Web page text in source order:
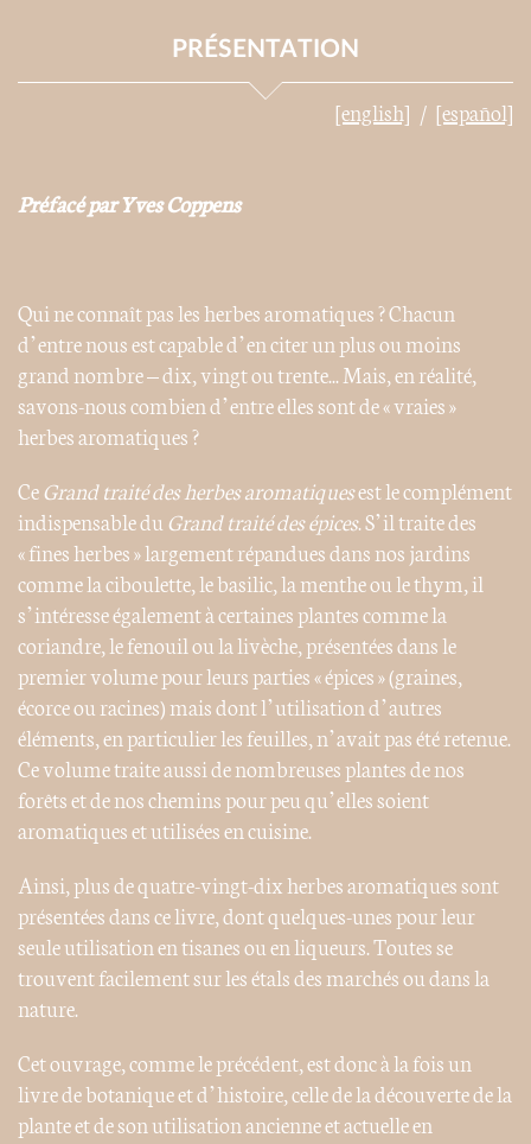
PRÉSENTATION
[english] [español]
Préfacé par Yves Coppens
Qui ne connaît pas les herbes aromatiques ? Chacun
d’entre nous est capable d’en citer un plus ou moins
grand nombre – dix, vingt ou trente... Mais, en réalité,
savons-nous combien d’entre elles sont de « vraies »
herbes aromatiques ?
CeGrand traité des herbes aromatiquesest le complément
indispensable du Grand traité des épices. S’il traite des
« fines herbes » largement répandues dans nos jardins
comme la ciboulette, le basilic, la menthe ou le thym, il
s’intéresse également à certaines plantes comme la
coriandre, le fenouil ou la livèche, présentées dans le
premier volume pour leurs parties « épices » (graines,
écorce ou racines) mais dont l’utilisation d’autres
éléments, en particulier les feuilles, n’avait pas été retenue.
Ce volume traite aussi de nombreuses plantes de nos
forêts et de nos chemins pour peu qu’elles soient
aromatiques et utilisées en cuisine.
Ainsi, plus de quatre-vingt-dix herbes aromatiques sont
présentées dans ce livre, dont quelques-unes pour leur
seule utilisation en tisanes ou en liqueurs. Toutes se
trouvent facilement sur les étals des marchés ou dans la
nature.
Cet ouvrage, comme le précédent, est donc à la fois un
livre de botanique et d’histoire, celle de la découverte de la
plante et de son utilisation ancienne et actuelle en